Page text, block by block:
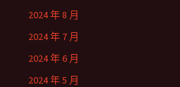
2024 年 8 月
2024 年 7 月
2024 年 6 月
2024 年 5 月